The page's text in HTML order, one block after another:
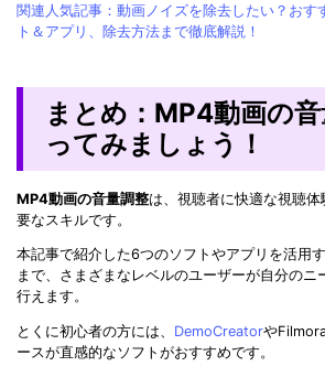
関連人気記事：動画ノイズを除去したい？おす
ト＆アプリ、除去方法まで徹底解説！
まとめ：MP4動画の
ってみましょう！
MP4動画の音量調整は、視聴者に快適な視聴
要なスキルです。
本記事で紹介した6つのソフトやアプリを活用
まで、さまざまなレベルのユーザーが自分のニ
行えます。
とくに初心者の方には、 DemoCreatorや
ースが直感的なソフトがおすすめです。